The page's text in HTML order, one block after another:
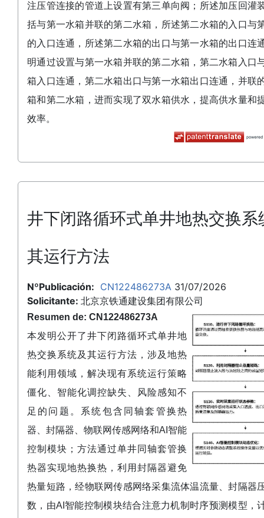
注压管连接的管道上设置有第三单向阀；所述加压回灌
括与第一水箱并联的第二水箱，所述第二水箱的入口与
的入口连通，所述第二水箱的出口与第一水箱的出口连
明通过设置与第一水箱并联的第二水箱，第二水箱入口
箱入口连通，第二水箱出口与第一水箱出口连通，并联
箱和第二水箱，进而实现了双水箱供水，提高供水量和
效率。
井下闭路循环式单井地热交换系
其运行方法
NºPublicación: CN122486273A 31/07/2026
Solicitante: 北京京铁通建设集团有限公司
Resumen de: CN122486273A
本发明公开了井下闭路循环式单井地
热交换系统及其运行方法，涉及地热
能利用领域，解决现有系统运行策略
僵化、智能化调控缺失、风险感知不
足的问题。系统包含同轴套管换热
器、封隔器、物联网传感网络和AI智能
控制模块；方法通过单井同轴套管换
热器实现地热换热，利用封隔器避免
热量短路，经物联网传感网络采集流体温流量、封隔器
数，由AI智能控制模块结合注意力机制时序预测模型，